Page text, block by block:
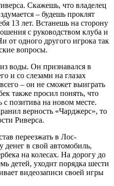
Скажешь, что владелец
– будешь проклят
13 лет. Встанешь на сторону
с руководством клуба и
от одного другого игрока так
вопросы.
воды. Он признавался в
и со слезами на глазах
– он не сможет выиграть
также просил понять, что
с позитива на новом месте.
верность «Чарджерс», то
Риверса.
переезжать в Лос-
в свой автомобиль,
на колесах. На дорогу до
детей, уходит порядка шести
видеозаписи своей игры